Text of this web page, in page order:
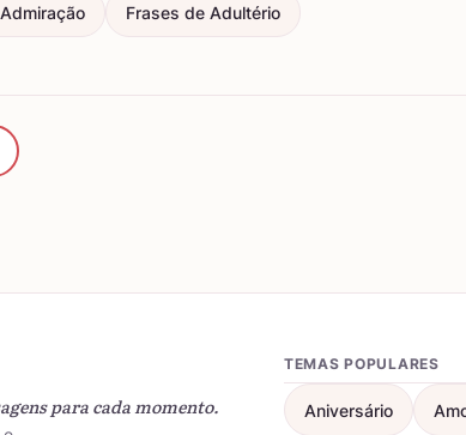
Frases de Adultério
para cada momento.
TEMAS POPULARES
Aniversário